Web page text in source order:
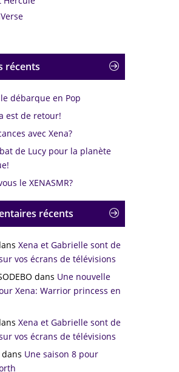
You Really Believe That
14. Friend
Mountain
17. Fighting Destiny
20. Solstice Night
As Me / Gabby & Toys
Fun And Games / Feather
Fight
24. Hard Core Fishing
25. River Wild
26. Xena Is Bitten
récents
débarque en Pop
est de retour!
avec Xena?
de Lucy pour la planète
le XENASMR?
récents
Xena et Gabrielle sont de
vos écrans de télévisions
dans Une nouvelle
Xena: Warrior princess en
Xena et Gabrielle sont de
vos écrans de télévisions
dans Une saison 8 pour